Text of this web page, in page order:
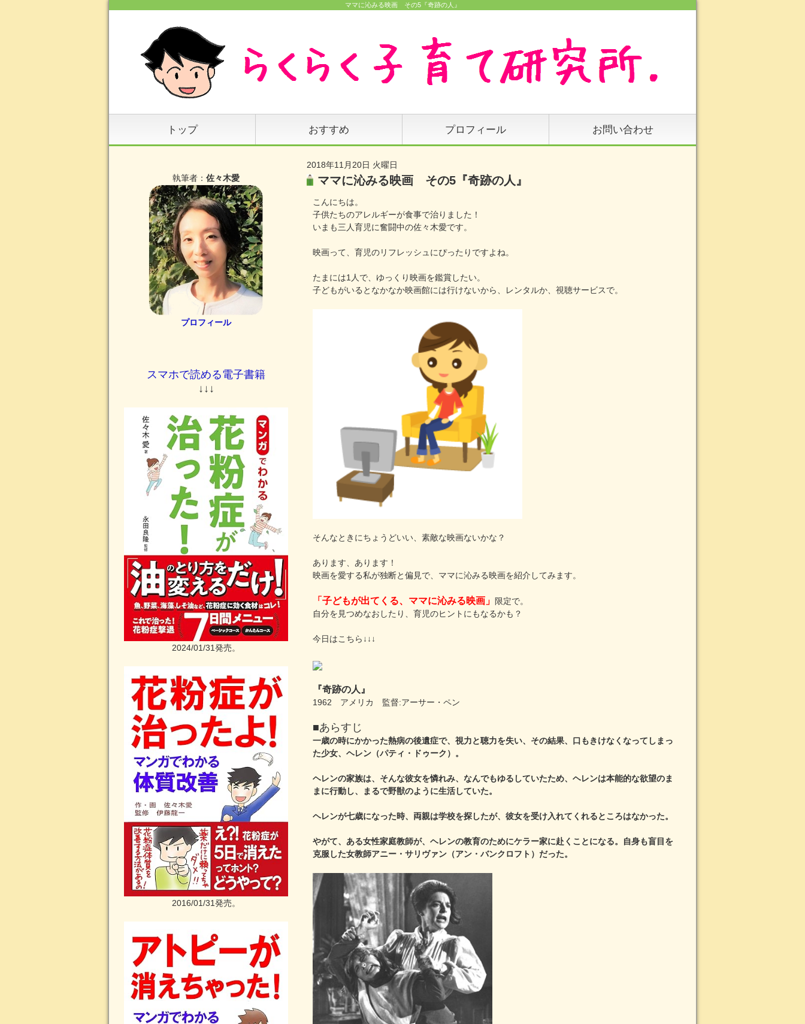
ママに沁みる映画 その5『奇跡の人』
トップ おすすめ プロフィール お問い合わせ
2018年11月20日 火曜日
ママに沁みる映画 その5『奇跡の人』
こんにちは。
子供たちのアレルギーが食事で治りました！
いまも三人育児に奮闘中の佐々木愛です。
映画って、育児のリフレッシュにぴったりですよね。
たまには1人で、ゆっくり映画を鑑賞したい。
子どもがいるとなかなか映画館には行けないから、レンタルか、視聴サービスで。
そんなときにちょうどいい、素敵な映画ないかな？
あります、あります！
映画を愛する私が独断と偏見で、ママに沁みる映画を紹介してみます。
「子どもが出てくる、ママに沁みる映画」
限定で。
自分を見つめなおしたり、育児のヒントにもなるかも？
今日はこちら↓↓↓
『奇跡の人』
1962 アメリカ 監督:アーサー・ペン
■あらすじ
一歳の時にかかった熱病の後遺症で、視力と聴力を失い、その結果、口もきけなくなってしまっ
た少女、ヘレン（パティ・ドゥーク）。
ヘレンの家族は、そんな彼女を憐れみ、なんでもゆるしていたため、ヘレンは本能的な欲望のま
まに行動し、まるで野獣のように生活していた。
ヘレンが七歳になった時、両親は学校を探したが、彼女を受け入れてくれるところはなかった。
やがて、ある女性家庭教師が、ヘレンの教育のためにケラー家に赴くことになる。自身も盲目を
克服した女教師アニー・サリヴァン（アン・バンクロフト）だった。
執筆者： 佐々木愛
プロフィール
スマホで読める電子書籍
↓↓↓
2024/01/31発売。
2016/01/31発売。